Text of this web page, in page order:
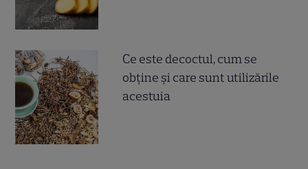
Ce este decoctul, cum se
obţine şi care sunt utilizările
acestuia